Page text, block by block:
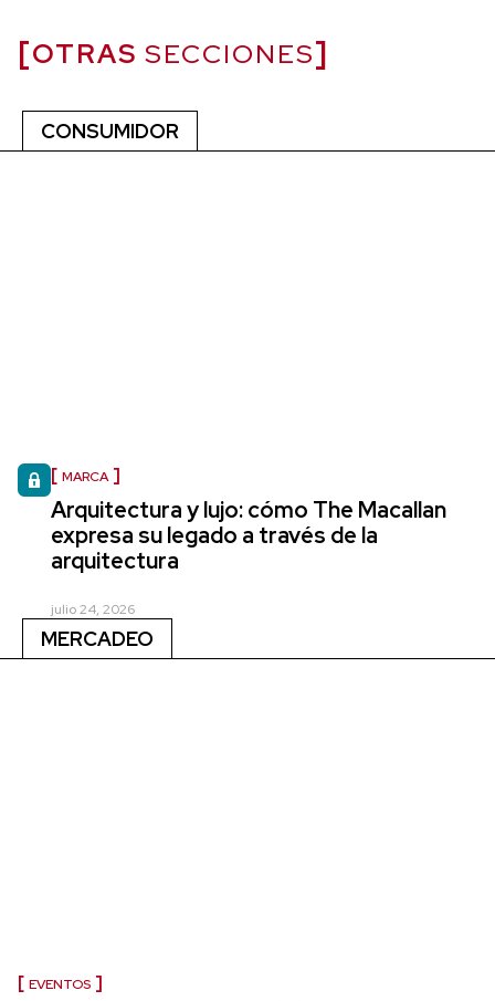
OTRAS SECCIONES
CONSUMIDOR
MARCA
Arquitectura y lujo: cómo The Macallan
expresa su legado a través de la
arquitectura
julio 24, 2026
MERCADEO
EVENTOS